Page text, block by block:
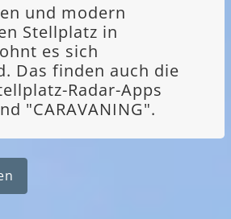
und modern
Stellplatz in
es sich
Das finden auch die
Radar-Apps
"CARAVANING".